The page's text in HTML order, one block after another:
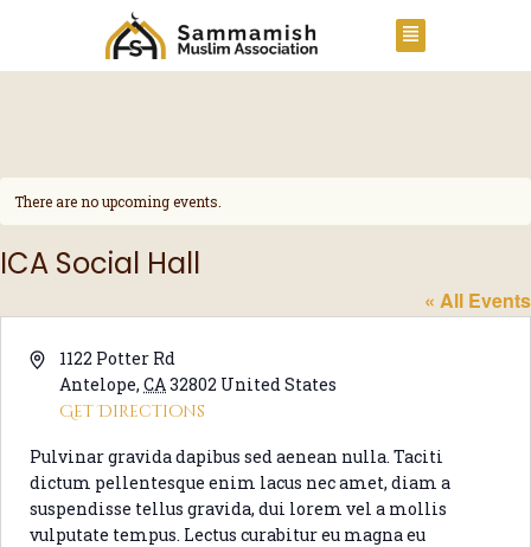
N
i
There are no upcoming events.
ICA Social Hall
« All Events
A
e
s
s
1122 Potter Rd
Antelope, CA32802 United States
Get Directions
Pulvinar gravida dapibus sed aenean nulla. Taciti
dictum pellentesque enim lacus nec amet, diam a
suspendisse tellus gravida, dui lorem vel a mollis
vulputate tempus. Lectus curabitur eu magna eu